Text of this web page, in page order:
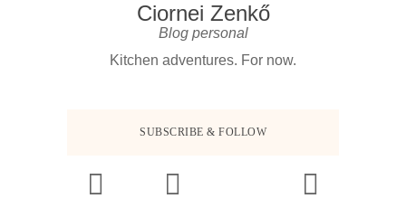
Ciornei Zenkő
Blog personal
Kitchen adventures. For now.
SUBSCRIBE & FOLLOW